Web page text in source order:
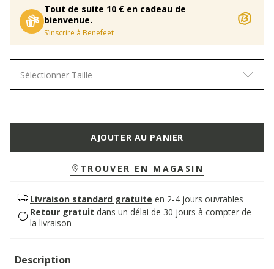
Tout de suite 10 € en cadeau de
bienvenue.
S’inscrire à Benefeet
Sélectionner Taille
AJOUTER AU PANIER
TROUVER EN MAGASIN
Livraison standard gratuite en 2-4 jours ouvrables
Retour gratuit dans un délai de 30 jours à compter de
la livraison
Description